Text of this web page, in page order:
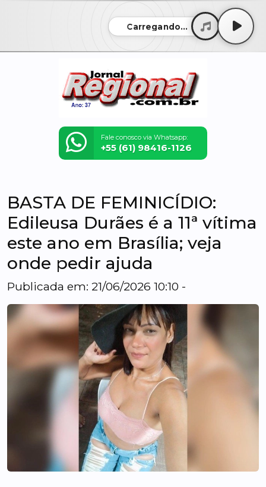
Carregando...
Fale conosco via Whatsapp:
+55 (61) 98416-1126
BASTA DE FEMINICÍDIO:
Edileusa Durães é a 11ª vítima
este ano em Brasília; veja
onde pedir ajuda
Publicada em: 21/06/2026 10:10 -